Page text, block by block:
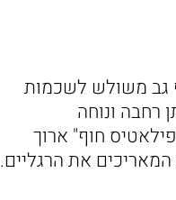
גב משולש לשכמות
רחבה ונוחה
חוף" ארוך
את הרגליים.